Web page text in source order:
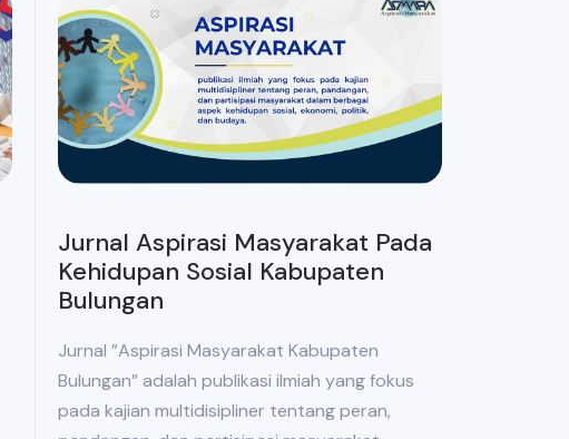
Jurnal Aspirasi Masyarakat Pada
Kehidupan Sosial Kabupaten
Bulungan
Jurnal ”Aspirasi Masyarakat Kabupaten
Bulungan” adalah publikasi ilmiah yang fokus
pada kajian multidisipliner tentang peran,